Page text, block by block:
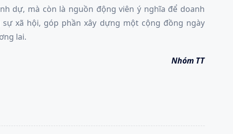
dự, mà còn là nguồn động viên ý nghĩa để doanh
xã hội, góp phần xây dựng một cộng đồng ngày
lai.
Nhóm TT